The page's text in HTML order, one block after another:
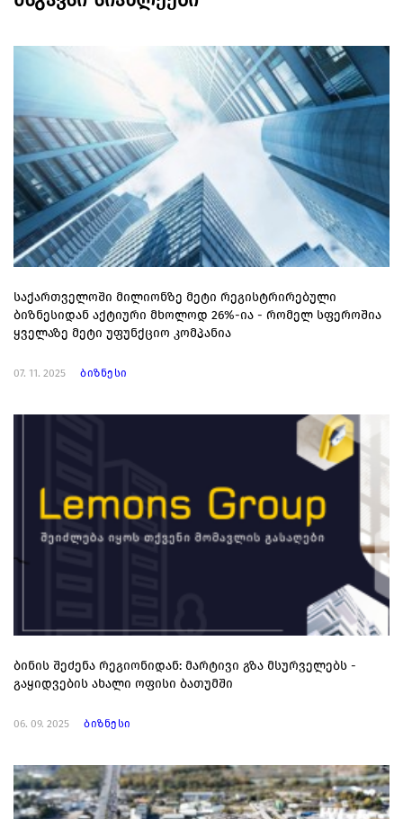
საქართველოში მილიონზე მეტი რეგისტრირებული
ბიზნესიდან აქტიური მხოლოდ 26%-ია - რომელ სფეროშია
ყველაზე მეტი უფუნქციო კომპანია
07. 11. 2025 ბიზნესი
ბინის შეძენა რეგიონიდან: მარტივი გზა მსურველებს -
გაყიდვების ახალი ოფისი ბათუმში
06. 09. 2025 ბიზნესი